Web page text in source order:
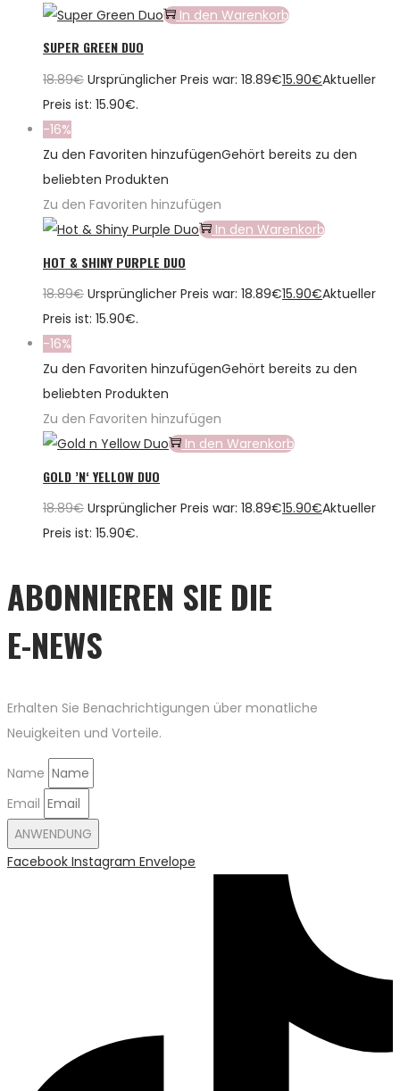
In den Warenkorb
SUPER GREEN DUO
18.89€ Ursprünglicher Preis war: 18.89€15.90€Aktueller
Preis ist: 15.90€.
-16%
Zu den Favoriten hinzufügenGehört bereits zu den
beliebten Produkten
Zu den Favoriten hinzufügen
In den Warenkorb
HOT & SHINY PURPLE DUO
18.89€ Ursprünglicher Preis war: 18.89€15.90€Aktueller
Preis ist: 15.90€.
-16%
Zu den Favoriten hinzufügenGehört bereits zu den
beliebten Produkten
Zu den Favoriten hinzufügen
In den Warenkorb
GOLD ’N‘ YELLOW DUO
18.89€ Ursprünglicher Preis war: 18.89€15.90€Aktueller
Preis ist: 15.90€.
ABONNIEREN SIE DIE
E-NEWS
Erhalten Sie Benachrichtigungen über monatliche
Neuigkeiten und Vorteile.
Name
Email
ANWENDUNG
Facebook Instagram Envelope